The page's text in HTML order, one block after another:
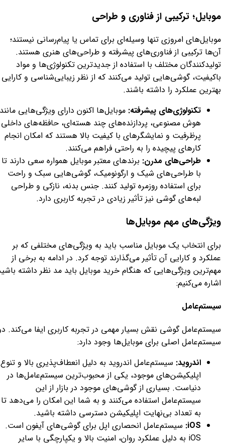
موبایل؛ ترکیبی از فناوری و طراحی
موبایل‌های امروزی تنها وسیله‌ای برای تماس یا پیام‌رسانی نیستند؛
آن‌ها ترکیبی از فناوری‌های پیشرفته و طراحی‌های هنری هستند.
تولیدکنندگان مختلف با استفاده از جدیدترین تکنولوژی‌ها و مواد
باکیفیت، گوشی‌هایی تولید می‌کنند که از نظر زیبایی‌شناسی و کارایی
بهترین عملکرد را داشته باشند.
تکنولوژی‌های پیشرفته: موبایل‌ها اکنون دارای ویژگی‌هایی مانند
هوش مصنوعی، پردازنده‌های چند هسته‌ای، حافظه‌های داخلی
پرظرفیت و نمایشگرهای با کیفیت بالا هستند که امکان انجام
کارهای پیچیده را به راحتی فراهم می‌کنند.
طراحی‌های مدرن: برندهای معتبر موبایل همواره سعی دارند تا
با طراحی‌های شیک و ارگونومیک، گوشی‌هایی سبک و راحت
برای استفاده روزمره تولید کنند. جنس بدنه، نازکی و طراحی
لبه‌های گوشی نیز تأثیر زیادی در تجربه کاربری دارد.
ویژگی‌های مهم موبایل‌ها
برای انتخاب یک موبایل مناسب باید به ویژگی‌های مختلفی که بر
عملکرد و کارایی آن تأثیر می‌گذارند توجه کرد. در ادامه به برخی از
مهم‌ترین ویژگی‌هایی که هنگام خرید موبایل باید مد نظر داشته
اشاره می‌کنیم:
سیستم‌عامل
سیستم‌عامل گوشی نقش بسیار مهمی در تجربه کاربری ایفا می‌کند.
سیستم‌عامل اصلی برای موبایل‌ها وجود دارد:
اندروید: سیستم‌عامل اندروید به دلیل انعطاف‌پذیری بالا و تنوع
اپلیکیشن‌های موجود، یکی از محبوب‌ترین سیستم‌عامل‌ها در
دنیاست. بسیاری از گوشی‌های موجود در بازار از این
سیستم‌عامل استفاده می‌کنند و به شما این امکان را می‌دهد تا
به تعداد بی‌نهایت اپلیکیشن دسترسی داشته باشید.
iOS: سیستم‌عامل انحصاری اپل برای گوشی‌های آیفون است.
iOS به دلیل عملکرد روان، امنیت بالا و یکپارچگی با سایر